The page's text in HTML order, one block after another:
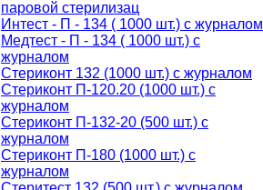
паровой стерилизац
Интест - П - 134 ( 1000 шт.) с журналом
Медтест - П - 134 ( 1000 шт.) с
журналом
Стериконт 132 (1000 шт.) с журналом
Стериконт П-120.20 (1000 шт.) с
журналом
Стериконт П-132-20 (500 шт.) с
журналом
Стериконт П-180 (1000 шт.) с
журналом